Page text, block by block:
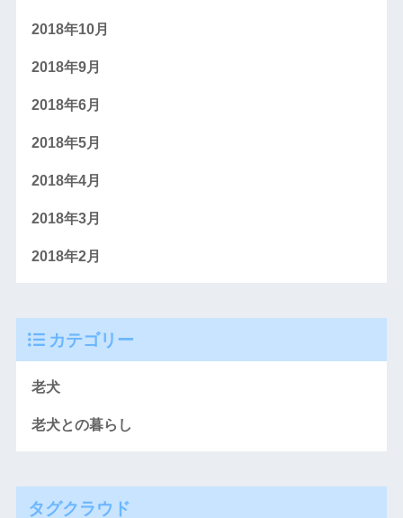
2018年10月
2018年9月
2018年6月
2018年5月
2018年4月
2018年3月
2018年2月
カテゴリー
老犬
老犬との暮らし
タグクラウド